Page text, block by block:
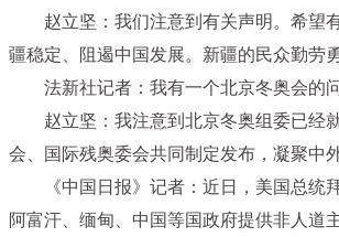
赵立坚：我们注意到有关声明。希望
疆稳定、阻遏中国发展。新疆的民众勤劳
法新社记者：我有一个北京冬奥会的
赵立坚：我注意到北京冬奥组委已经
会、国际残奥委会共同制定发布，凝聚中
《中国日报》记者：近日，美国总
阿富汗、缅甸、中国等国政府提供非人道